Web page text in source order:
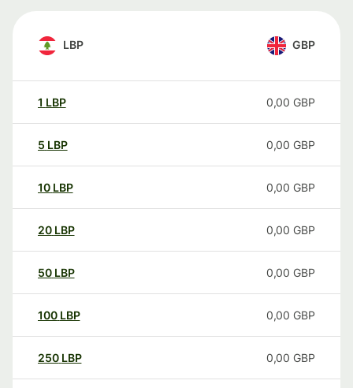
LBP GBP
1 LBP 0,00 GBP
5 LBP 0,00 GBP
10 LBP 0,00 GBP
20 LBP 0,00 GBP
50 LBP 0,00 GBP
100 LBP 0,00 GBP
250 LBP 0,00 GBP